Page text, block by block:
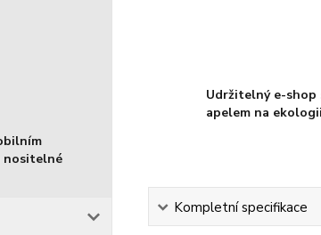
nositelné
Udržitelný e-shop
apelem na ekologii
Kompletní specifikace